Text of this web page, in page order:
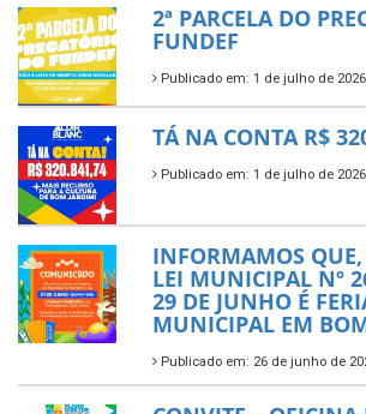
2ª PARCELA DO
FUNDEF
Publicado em: 1 de julho de 2026
TÁ NA CONTA R$
Publicado em: 1 de julho de 2026
INFORMAMOS
LEI MUNICIPAL Nº
29 DE JUNHO É
MUNICIPAL EM
Publicado em: 26 de junho de